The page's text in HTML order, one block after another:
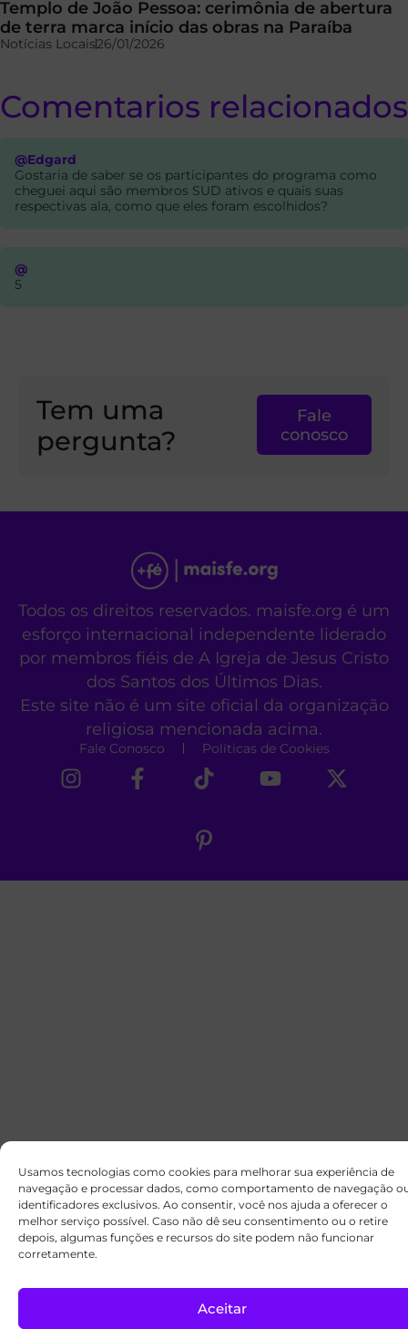
Usamos tecnologias como cookies para melhorar sua experiência de
navegação e processar dados, como comportamento de navegação
identificadores exclusivos. Ao consentir, você nos ajuda a oferecer o
melhor serviço possível. Caso não dê seu consentimento ou o retire
depois, algumas funções e recursos do site podem não funcionar
corretamente.
Aceitar
Templo de João Pessoa: cerimônia de abertura
de terra marca início das obras na Paraíba
Notícias Locais26/01/2026
Comentarios relacionados
@Edgard
Gostaria de saber se os participantes do programa como
cheguei aqui são membros SUD ativos e quais suas
respectivas ala, como que eles foram escolhidos?
@
5
Tem uma
pergunta?
Fale
conosco
Todos os direitos reservados. maisfe.org é um
esforço internacional independente liderado
por membros fiéis de A Igreja de Jesus Cristo
dos Santos dos Últimos Dias.
Este site não é um site oficial da organização
religiosa mencionada acima.
Fale Conosco Políticas de Cookies